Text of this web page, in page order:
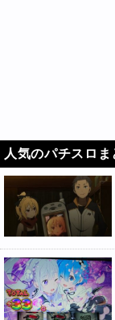
人気のパチスロま